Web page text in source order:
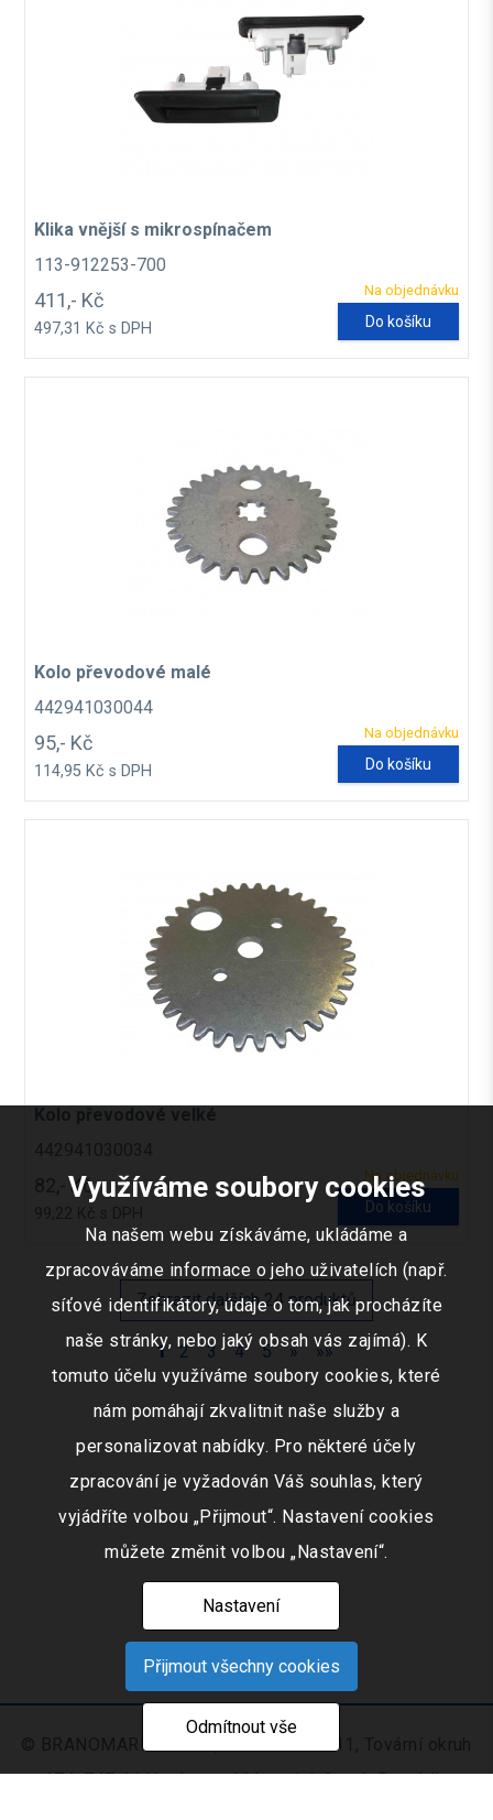
Klika vnější s mikrospínačem
113-912253-700
Na objednávku
411,- Kč
497,31 Kč s DPH Do košíku
Kolo převodové malé
442941030044
Na objednávku
95,- Kč
114,95 Kč s DPH Do košíku
Kolo převodové velké
442941030034
Na objednávku
82,- Kč
99,22 Kč s DPH Do košíku
Zobrazit dalších 24 produktů
1 2 3 4 5 » »»
© BRANOMARKET s.r.o., IČO: 253 51 311, Tovární okruh
674, 747 41 Hradec nad Moravicí, Czech Republic
Využíváme soubory cookies
Na našem webu získáváme, ukládáme a
zpracováváme informace o jeho uživatelích (např.
síťové identifikátory, údaje o tom, jak procházíte
naše stránky, nebo jaký obsah vás zajímá). K
tomuto účelu využíváme soubory cookies, které
nám pomáhají zkvalitnit naše služby a
personalizovat nabídky. Pro některé účely
zpracování je vyžadován Váš souhlas, který
vyjádříte volbou „Přijmout“. Nastavení cookies
můžete změnit volbou „Nastavení“.
Nastavení
Přijmout všechny cookies
Odmítnout vše